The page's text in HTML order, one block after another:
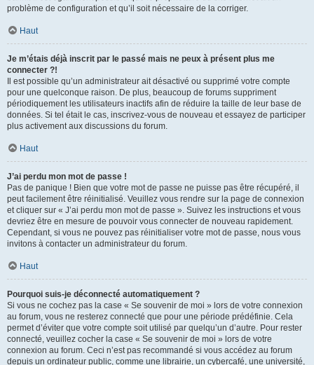
problème de configuration et qu’il soit nécessaire de la corriger.
Haut
Je m’étais déjà inscrit par le passé mais ne peux à présent plus me
connecter ?!
Il est possible qu’un administrateur ait désactivé ou supprimé votre compte
pour une quelconque raison. De plus, beaucoup de forums suppriment
périodiquement les utilisateurs inactifs afin de réduire la taille de leur base de
données. Si tel était le cas, inscrivez-vous de nouveau et essayez de participer
plus activement aux discussions du forum.
Haut
J’ai perdu mon mot de passe !
Pas de panique ! Bien que votre mot de passe ne puisse pas être récupéré, il
peut facilement être réinitialisé. Veuillez vous rendre sur la page de connexion
et cliquer sur « J’ai perdu mon mot de passe ». Suivez les instructions et vous
devriez être en mesure de pouvoir vous connecter de nouveau rapidement.
Cependant, si vous ne pouvez pas réinitialiser votre mot de passe, nous vous
invitons à contacter un administrateur du forum.
Haut
Pourquoi suis-je déconnecté automatiquement ?
Si vous ne cochez pas la case « Se souvenir de moi » lors de votre connexion
au forum, vous ne resterez connecté que pour une période prédéfinie. Cela
permet d’éviter que votre compte soit utilisé par quelqu’un d’autre. Pour rester
connecté, veuillez cocher la case « Se souvenir de moi » lors de votre
connexion au forum. Ceci n’est pas recommandé si vous accédez au forum
depuis un ordinateur public, comme une librairie, un cybercafé, une université,